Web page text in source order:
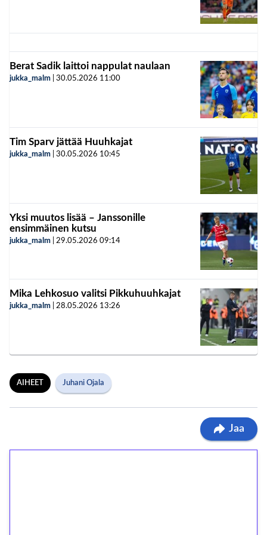
Berat Sadik laittoi nappulat naulaan
jukka_malm 30.05.2026 11:00
Tim Sparv jättää Huuhkajat
jukka_malm 30.05.2026 10:45
Yksi muutos lisää – Janssonille
ensimmäinen kutsu
jukka_malm 29.05.2026 09:14
Mika Lehkosuo valitsi Pikkuhuuhkajat
jukka_malm 28.05.2026 13:26
AIHEET Juhani Ojala
Jaa